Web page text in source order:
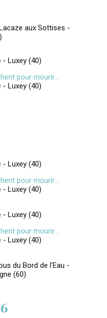
aux Sottises -
- Luxey (40)
pour mourir...
- Luxey (40)
- Luxey (40)
pour mourir...
- Luxey (40)
- Luxey (40)
pour mourir...
- Luxey (40)
du Bord de l'Eau -
(60)